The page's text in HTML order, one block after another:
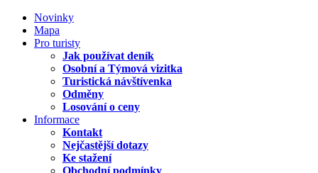
Novinky
Mapa
Pro turisty
Jak používat deník
Osobní a Týmová vizitka
Turistická návštívenka
Odměny
Losování o ceny
Informace
Kontakt
Nejčastější dotazy
Ke stažení
Obchodní podmínky